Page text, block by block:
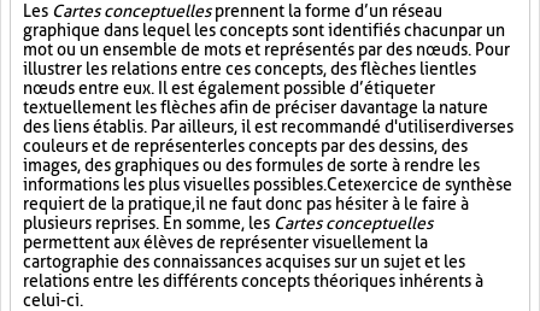
Les Cartes conceptuellesprennent la forme d’un réseau
graphique dans lequel les concepts sont identifiés chacun par un
mot ou un ensemble de mots et représentés par des nœuds. Pour
illustrer les relations entre ces concepts, des flèches lient les
nœuds entre eux. Il est également possible d’étiqueter
textuellement les flèches afin de préciser davantage la nature
des liens établis. Par ailleurs, il est recommandé d'utiliser diverses
couleurs et de représenter les concepts par des dessins, des
images, des graphiques ou des formules de sorte à rendre les
informations les plus visuelles possibles. Cet exercice de synthèse
requiert de la pratique, il ne faut donc pas hésiter à le faire à
plusieurs reprises. En somme, les Cartes conceptuelles
permettent aux élèves de représenter visuellement la
cartographie des connaissances acquises sur un sujet et les
relations entre les différents concepts théoriques inhérents à
celui-ci.